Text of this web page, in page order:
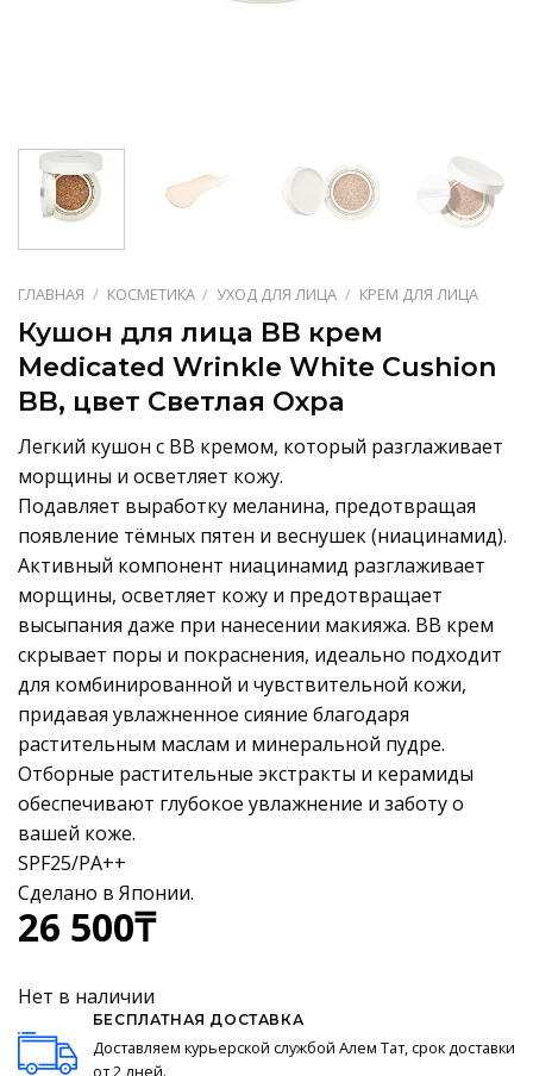
ГЛАВНАЯ / КОСМЕТИКА / УХОД ДЛЯ ЛИЦА / КРЕМ ДЛЯ ЛИЦА
Кушон для лица BB крем
Medicated Wrinkle White Cushion
BB, цвет Светлая Охра
Легкий кушон с BB кремом, который разглаживает
морщины и осветляет кожу.
Подавляет выработку меланина, предотвращая
появление тёмных пятен и веснушек (ниацинамид).
Активный компонент ниацинамид разглаживает
морщины, осветляет кожу и предотвращает
высыпания даже при нанесении макияжа. BB крем
скрывает поры и покраснения, идеально подходит
для комбинированной и чувствительной кожи,
придавая увлажненное сияние благодаря
растительным маслам и минеральной пудре.
Отборные растительные экстракты и керамиды
обеспечивают глубокое увлажнение и заботу о
вашей коже.
SPF25/PA++
Сделано в Японии.
26 500₸
Нет в наличии
БЕСПЛАТНАЯ ДОСТАВКА
Доставляем курьерской службой Алем Тат, срок доставки
от 2 дней.